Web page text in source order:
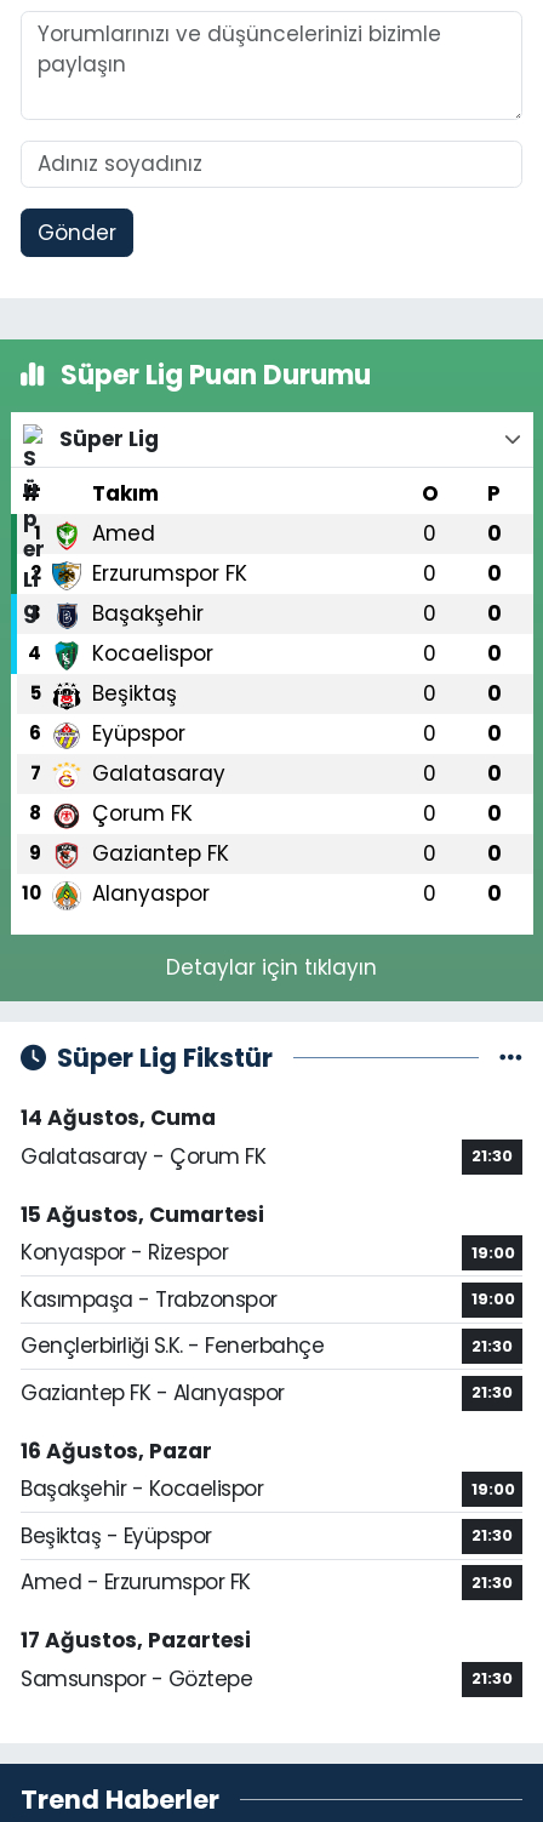
Gönder
Süper Lig Puan Durumu
Süper Lig
#
Takım O P
1 Amed 0 0
2 Erzurumspor FK 0 0
3 Başakşehir 0 0
4 Kocaelispor 0 0
5 Beşiktaş 0 0
6 Eyüpspor 0 0
7 Galatasaray 0 0
8 Çorum FK 0 0
9 Gaziantep FK 0 0
10 Alanyaspor 0 0
Detaylar için tıklayın
Süper Lig Fikstür
14 Ağustos, Cuma
Galatasaray - Çorum FK
21:30
15 Ağustos, Cumartesi
Konyaspor - Rizespor
19:00
Kasımpaşa - Trabzonspor 19:00
Gençlerbirliği S.K. - Fenerbahçe 21:30
Gaziantep FK - Alanyaspor 21:30
16 Ağustos, Pazar
Başakşehir - Kocaelispor
19:00
Beşiktaş - Eyüpspor 21:30
Amed - Erzurumspor FK 21:30
17 Ağustos, Pazartesi
Samsunspor - Göztepe
21:30
Trend Haberler